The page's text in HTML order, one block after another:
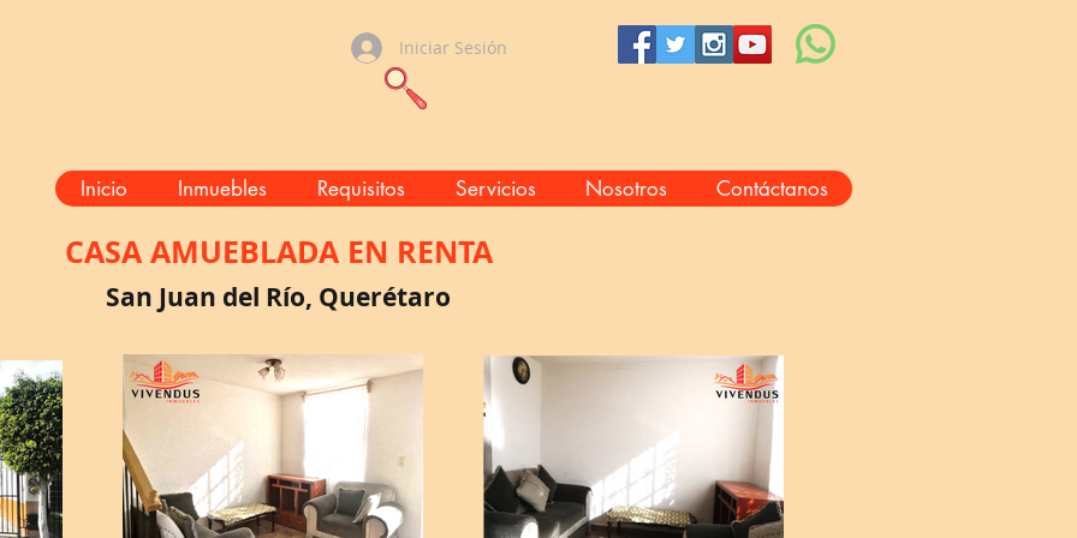
Iniciar Sesión
Inicio Inmuebles Requisitos Servicios Nosotros Contáctanos
CASA AMUEBLADA EN RENTA
San Juan del Río, Querétaro